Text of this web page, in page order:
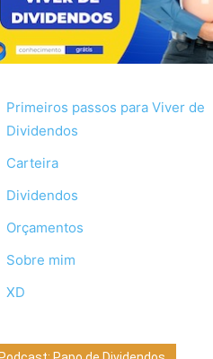
Primeiros passos para Viver de
Dividendos
Carteira
Dividendos
Orçamentos
Sobre mim
XD